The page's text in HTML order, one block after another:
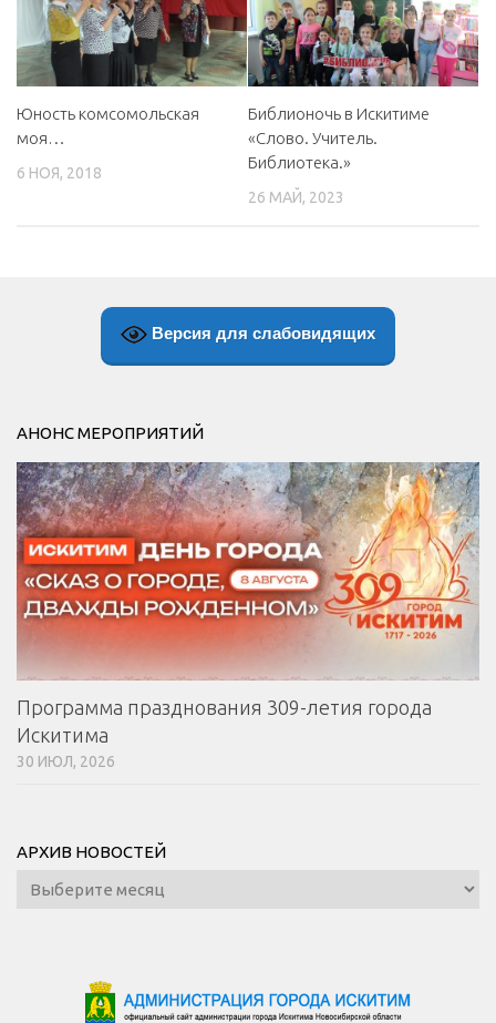
Юность комсомольская
моя…
6 НОЯ, 2018
Библионочь в Искитиме
«Слово. Учитель.
Библиотека.»
26 МАЙ, 2023
Версия для слабовидящих
АНОНС МЕРОПРИЯТИЙ
Программа празднования 309-летия города
Искитима
30 ИЮЛ, 2026
АРХИВ НОВОСТЕЙ
Архив
новостей